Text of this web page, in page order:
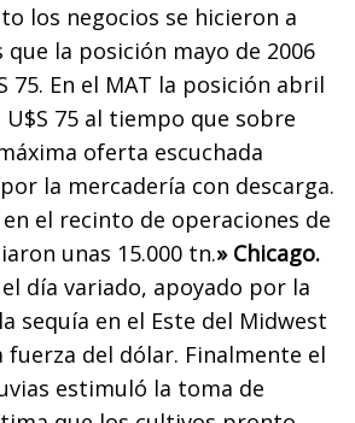
los negocios se hicieron a
que la posición mayo de 2006
75. En el MAT la posición abril
U$S 75 al tiempo que sobre
oferta escuchada
la mercadería con descarga.
el recinto de operaciones de
unas 15.000 tn.» Chicago.
día variado, apoyado por la
sequía en el Este del Midwest
del dólar. Finalmente el
estimuló la toma de